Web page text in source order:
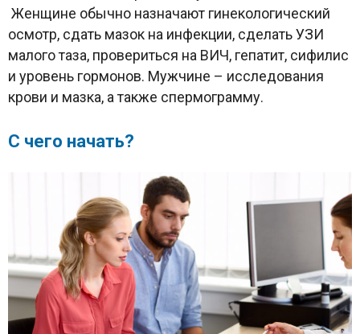
Женщине обычно назначают гинекологический
осмотр, сдать мазок на инфекции, сделать УЗИ
малого таза, провериться на ВИЧ, гепатит, сифилис
и уровень гормонов. Мужчине – исследования
крови и мазка, а также спермограмму.
С чего начать?